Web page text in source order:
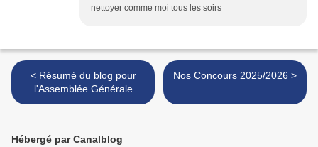
nettoyer comme moi tous les soirs
< Résumé du blog pour
l'Assemblée Générale
annuelle
Nos Concours 2025/2026 >
Hébergé par Canalblog